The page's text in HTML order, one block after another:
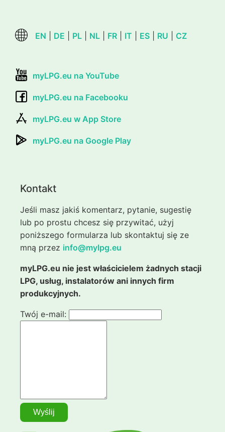
EN DE PL NL FR IT ES RU CZ
myLPG.eu na YouTube
myLPG.eu na Facebooku
myLPG.eu w App Store
myLPG.eu na Google Play
Kontakt
Jeśli masz jakiś komentarz, pytanie, sugestię
lub po prostu chcesz się przywitać, użyj
poniższego formularza lub skontaktuj się ze
mną przez info@mylpg.eu
myLPG.eu nie jest właścicielem żadnych stacji
LPG, usług, instalatorów ani innych firm
produkcyjnych.
Twój e-mail: